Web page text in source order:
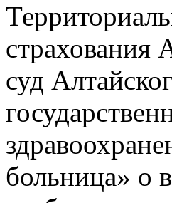
страхования
суд
больница» о